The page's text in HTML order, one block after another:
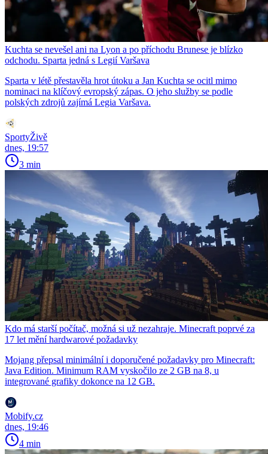
Kuchta se nevešel ani na Lyon a po příchodu Brunese je blízko
odchodu. Sparta jedná s Legií Varšava
Sparta v létě přestavěla hrot útoku a Jan Kuchta se ocitl mimo
nominaci na klíčový evropský zápas. O jeho služby se podle
polských zdrojů zajímá Legia Varšava.
SportyŽivě
dnes, 19:57
3 min
Kdo má starší počítač, možná si už nezahraje. Minecraft poprvé za
17 let mění hardwarové požadavky
Mojang přepsal minimální i doporučené požadavky pro Minecraft:
Java Edition. Minimum RAM vyskočilo ze 2 GB na 8, u
integrované grafiky dokonce na 12 GB.
Mobify.cz
dnes, 19:46
4 min